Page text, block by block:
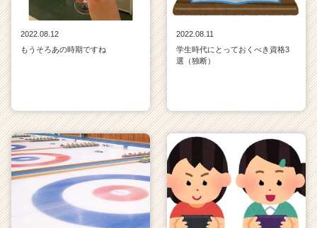
2022.08.12
もうそろあの時期ですね
2022.08.11
学生時代にとっておくべき資格3
選（独断）